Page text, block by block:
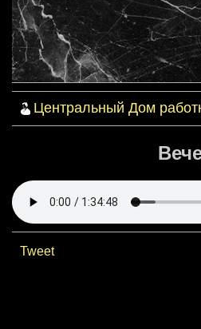
Центральный Дом
Tweet